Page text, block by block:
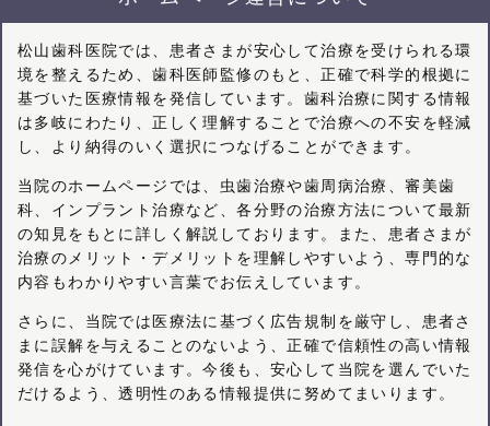
松山歯科医院では、患者さまが安心して治療を受けられる環
境を整えるため、歯科医師監修のもと、正確で科学的根拠に
基づいた医療情報を発信しています。歯科治療に関する情報
は多岐にわたり、正しく理解することで治療への不安を軽減
し、より納得のいく選択につなげることができます。
当院のホームページでは、虫歯治療や歯周病治療、審美歯
科、インプラント治療など、各分野の治療方法について最新
の知見をもとに詳しく解説しております。また、患者さまが
治療のメリット・デメリットを理解しやすいよう、専門的な
内容もわかりやすい言葉でお伝えしています。
さらに、当院では医療法に基づく広告規制を厳守し、患者さ
まに誤解を与えることのないよう、正確で信頼性の高い情報
発信を心がけています。今後も、安心して当院を選んでいた
だけるよう、透明性のある情報提供に努めてまいります。